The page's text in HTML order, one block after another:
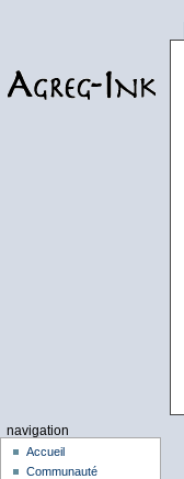
navigation
Accueil
Communauté